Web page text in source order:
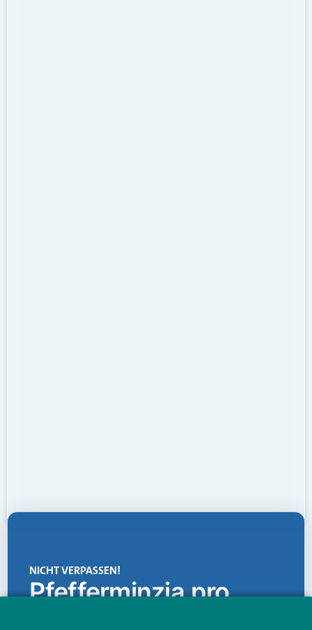
NICHT VERPASSEN!
Pfefferminzia.pro